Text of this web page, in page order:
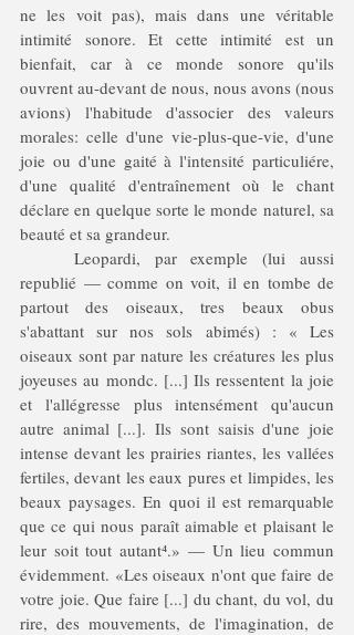
ne les voit pas), mais dans une véritable
intimité sonore. Et cette intimité est un
bienfait, car à ce monde sonore qu'ils
ouvrent au-devant de nous, nous avons (nous
avions) l'habitude d'associer des valeurs
morales: celle d'une vie-plus-que-vie, d'une
joie ou d'une gaité à l'intensité particuliére,
d'une qualité d'entraînement où le chant
déclare en quelque sorte le monde naturel, sa
beauté et sa grandeur.
republié — comme on voit, il en tombe de
partout des oiseaux, tres beaux obus
s'abattant sur nos sols abimés) : « Les
oiseaux sont par nature les créatures les plus
joyeuses au mondc. [...] Ils ressentent la joie
et l'allégresse plus intensément qu'aucun
autre animal [...]. Ils sont saisis d'une joie
intense devant les prairies riantes, les vallées
fertiles, devant les eaux pures et limpides, les
beaux paysages. En quoi il est remarquable
que ce qui nous paraît aimable et plaisant le
leur soit tout autant⁴.» — Un lieu commun
évidemment. «Les oiseaux n'ont que faire de
votre joie. Que faire [...] du chant, du vol, du
rire, des mouvements, de l'imagination, de